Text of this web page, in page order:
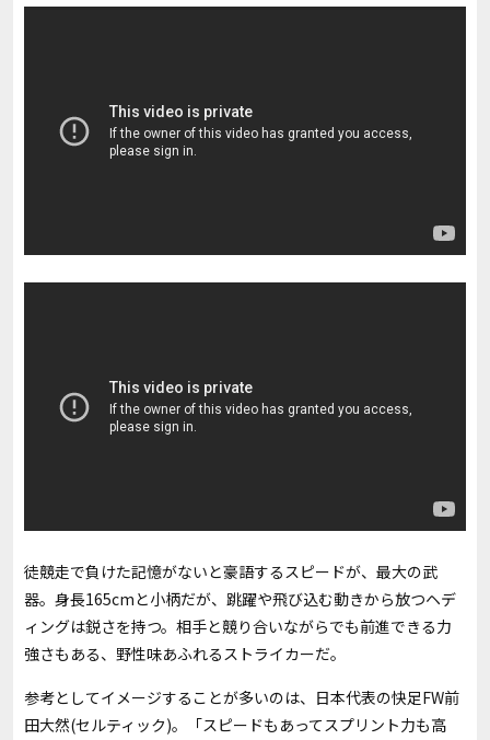
徒競走で負けた記憶がないと豪語するスピードが、最大の武
器。身長165cmと小柄だが、跳躍や飛び込む動きから放つヘデ
ィングは鋭さを持つ。相手と競り合いながらでも前進できる力
強さもある、野性味あふれるストライカーだ。
参考としてイメージすることが多いのは、日本代表の快足FW前
田大然(セルティック)。「スピードもあってスプリント力も高